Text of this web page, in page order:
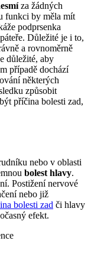
za žádných
funkci by měla mít
podprsenka
Důležité je i to,
a rovnoměrně
důležité, aby
případě dochází
některých
způsobit
příčina bolesti zad,
nebo v oblasti
bolest hlavy.
Postižení nervové
nebo již
bolesti zad či hlavy
efekt.